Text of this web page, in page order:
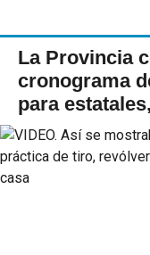
La Provincia
cronograma
para